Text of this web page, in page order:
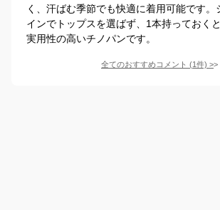
く、汗ばむ季節でも快適に着用可能です。
インでトップスを選ばず、1本持っておく
実用性の高いチノパンです。
全てのおすすめコメント (1件) >